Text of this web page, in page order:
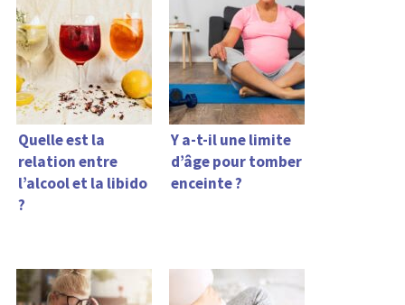
Quelle est la
relation entre
l’alcool et la libido
?
Y a-t-il une limite
d’âge pour tomber
enceinte ?